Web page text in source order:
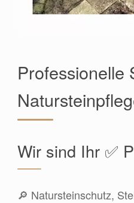
Professionelle
Wir sind Ihr ✅
🔎 Natursteinschutz,